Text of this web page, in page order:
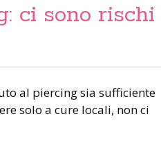
ci sono rischi
al piercing sia sufficiente
solo a cure locali, non ci